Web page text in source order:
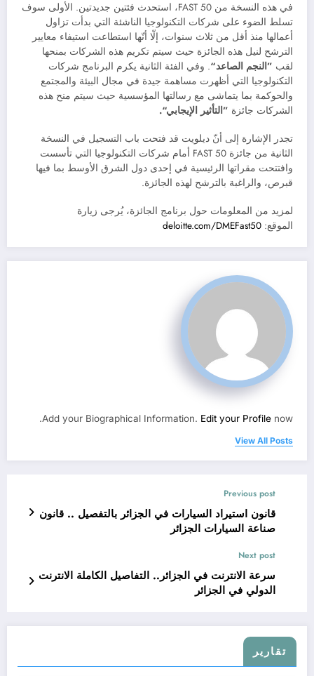
في هذه النسخة من FAST 50، استحدث فئتين جديدتين. الأولى سوف
تسلط الضوء على شركات التكنولوجيا الناشئة التي بدأت تزاول
أعمالها منذ أقل من ثلاث سنوات، إلّا أنّها استطاعت استيفاء معايير
الترشح لنيل هذه الجائزة حيث سيتم تكريم هذه الشركات بمنحها
لقب ”النجم الصاعد“. وفي الفئة الثانية يكرم البرنامج شركات
التكنولوجيا التي أظهرت مساهمة جيدة في مجال البيئة والمجتمع
والحوكمة بما يتماشى مع رسالتها المؤسسية حيث سيتم منح هذه
الشركات جائزة ”التأثير الإيجابي“.
تجدر الإشارة إلى أنّ ديلويت قد فتحت باب التسجيل في النسخة
الثانية من جائزة FAST 50 أمام شركات التكنولوجيا التي تأسست
وافتتحت مقراتها الرئيسية في إحدى دول الشرق الأوسط بما فيها
قبرص، والراغبة بالترشح لهذه الجائزة.
لمزيد من المعلومات حول برنامج الجائزة، يُرجى زيارة
الموقع: deloitte.com/DMEFast50
Add your Biographical Information. Edit your Profile now.
View All Posts
Previous post
قانون استيراد السيارات في الجزائر بالتفصيل .. قانون
صناعة السيارات الجزائر
Next post
سرعة الانترنت في الجزائر.. التفاصيل الكاملة الانترنت
الدولي في الجزائر
تقارير